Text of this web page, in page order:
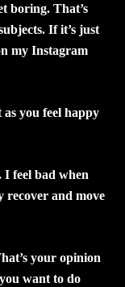
boring. That’s
If it’s just
my Instagram
you feel happy
I feel bad when
recover and move
your opinion
want to do